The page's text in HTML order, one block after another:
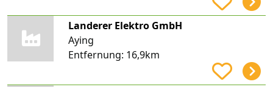
Landerer Elektro GmbH
Aying
Entfernung: 16,9km